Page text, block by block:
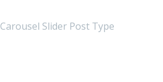
Slider Post Type